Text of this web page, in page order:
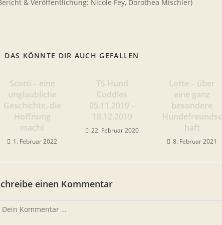
& Veröffentlichung: Nicole Fey, Dorothea Mischler)
DAS KÖNNTE DIR AUCH GEFALLEN
Scotti – eine
unglaubliche
Geschichte, die
Hoffnung
macht
1. Februar 2022
TS Hund
Cuddles
05.11.2019 –
18.12.2019
22. Februar 2020
Lotte – über
eine ganz
besondere
Hundefreundsc
haft
8. Februar 2021
einen Kommentar